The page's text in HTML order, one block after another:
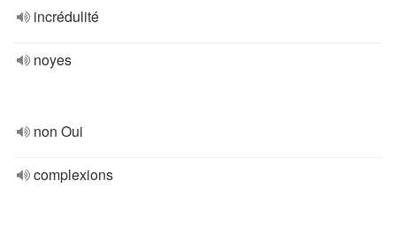
incrédulité
noyes
non Oui
complexions